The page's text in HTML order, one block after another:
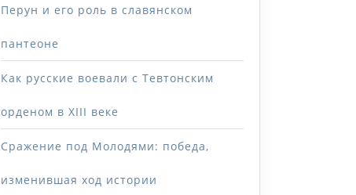
Перун и его роль в славянском
пантеоне
Как русские воевали с Тевтонским
орденом в XIII веке
Сражение под Молодями: победа,
изменившая ход истории